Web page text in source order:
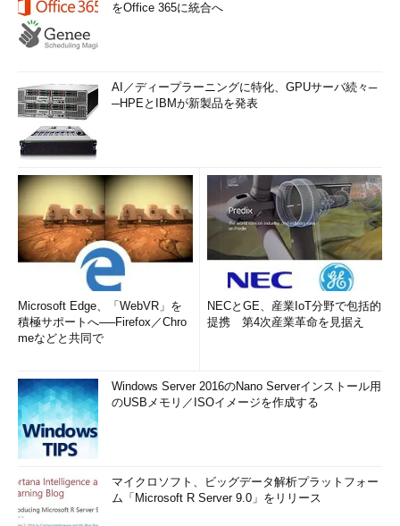
をOffice 365に統合へ
AI／ディープラーニングに特化、GPUサーバ続々─
─HPEとIBMが新製品を発表
Microsoft Edge、「WebVR」を
積極サポートへ──Firefox／Chro
meなどと共同で
NECとGE、産業IoT分野で包括的
提携 第4次産業革命を見据え
Windows Server 2016のNano Serverインストール用
のUSBメモリ／ISOイメージを作成する
マイクロソフト、ビッグデータ解析プラットフォー
ム「Microsoft R Server 9.0」をリリース